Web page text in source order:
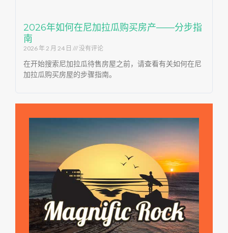
2026年如何在尼加拉瓜购买房产——分步指
南
2026 年 2 月 24 日 没有评论
在开始搜索尼加拉瓜待售房屋之前，请查看有关如何在尼
加拉瓜购买房屋的步骤指南。